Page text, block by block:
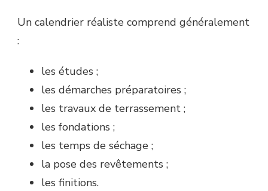
Un calendrier réaliste comprend généralement
:
les études ;
les démarches préparatoires ;
les travaux de terrassement ;
les fondations ;
les temps de séchage ;
la pose des revêtements ;
les finitions.